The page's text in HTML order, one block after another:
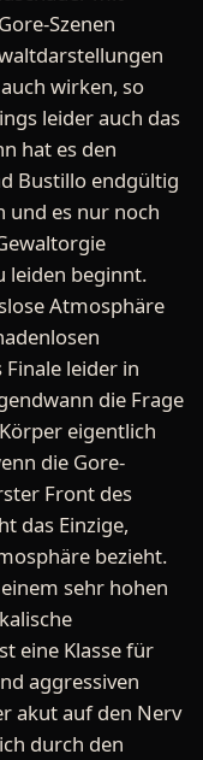
Szenen
wirken, so
leider auch das
hat es den
Bustillo endgültig
und es nur noch
leiden beginnt.
Atmosphäre
leider in
die Frage
eigentlich
die Gore-
Front des
das Einzige,
bezieht.
sehr hohen
eine Klasse für
aggressiven
akut auf den Nerv
durch den